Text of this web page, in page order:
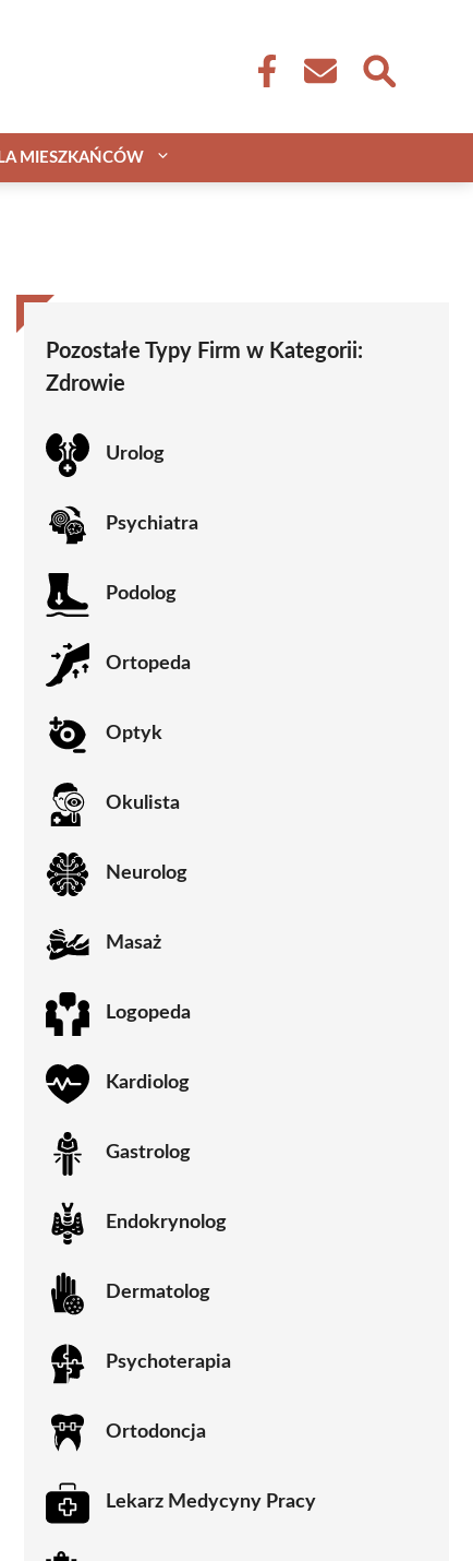
MIESZKAŃCÓW
Pozostałe Typy Firm w Kategorii:
Zdrowie
Urolog
Psychiatra
Podolog
Ortopeda
Optyk
Okulista
Neurolog
Masaż
Logopeda
Kardiolog
Gastrolog
Endokrynolog
Dermatolog
Psychoterapia
Ortodoncja
Lekarz Medycyny Pracy